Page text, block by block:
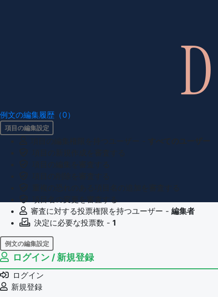
例文の編集履歴（0）
項目の編集設定
審査に対する投票権限を持つユーザー - 編集者
決定に必要な投票数 - 1
例文の編集設定
例文の編集権限を持つユーザー -
例文の削除を審査する
審査に対する投票権限を持つユーザー -
決定に必要な投票数 -
ログイン / 新規登録
ログイン
新規登録